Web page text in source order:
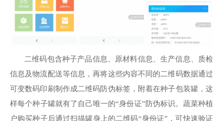
二维码包含种子产品信息、原材料信息、生产信息、质检
信息及物流配送等信息，再将这些内容不同的二维码数据通过
可变数码印刷制作成二维码防伪标签，附着在种子包装罐，这
样每个种子罐就有了自己唯一的“身份证”防伪标识。蔬菜种植
户购买种子后通过扫描罐身上的二维码“身份证”，可快速验证